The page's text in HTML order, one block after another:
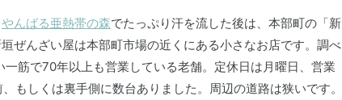
やんばる亜熱帯の森でたっぷり汗を流した後は、本部町の「新
ぜんざい屋は本部町市場の近くにある小さなお店です。調べ
筋で70年以上も営業している老舗。定休日は月曜日、営業
もしくは裏手側に数台ありました。周辺の道路は狭いです。